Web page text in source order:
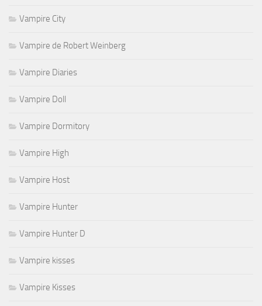
Vampire City
Vampire de Robert Weinberg
Vampire Diaries
Vampire Doll
Vampire Dormitory
Vampire High
Vampire Host
Vampire Hunter
Vampire Hunter D
Vampire kisses
Vampire Kisses